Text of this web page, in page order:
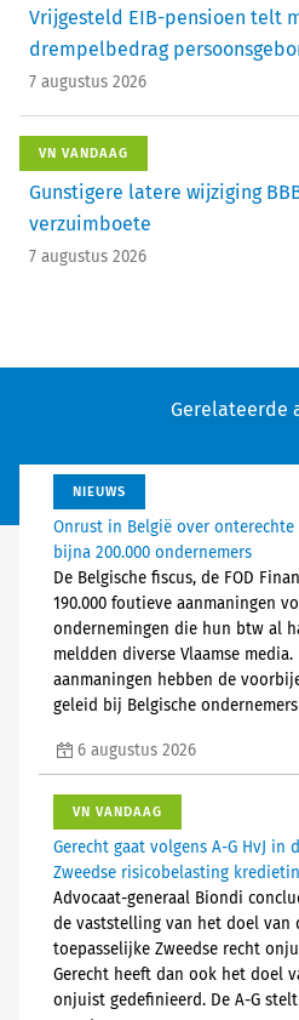
Vrijgesteld EIB-pensioen telt
drempelbedrag
7 augustus 2026
VN VANDAAG
Gunstigere latere wijziging
verzuimboete
7 augustus 2026
Gerelateerde
NIEUWS
Onrust in België over onterechte
bijna 200.000 ondernemers
De Belgische fiscus, de FOD
190.000 foutieve aanmaningen
ondernemingen die hun btw al
meldden diverse Vlaamse
aanmaningen hebben de
geleid bij Belgische
6 augustus 2026
VN VANDAAG
Gerecht gaat volgens A-G HvJ
Zweedse risicobelasting
Advocaat-generaal Biondi
de vaststelling van het doel van
toepasselijke Zweedse recht
Gerecht heeft dan ook het doel
onjuist gedefinieerd. De A-G